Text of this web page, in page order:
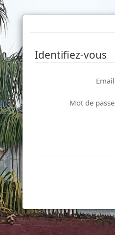
Identifiez-vous
Email
Mot de passe